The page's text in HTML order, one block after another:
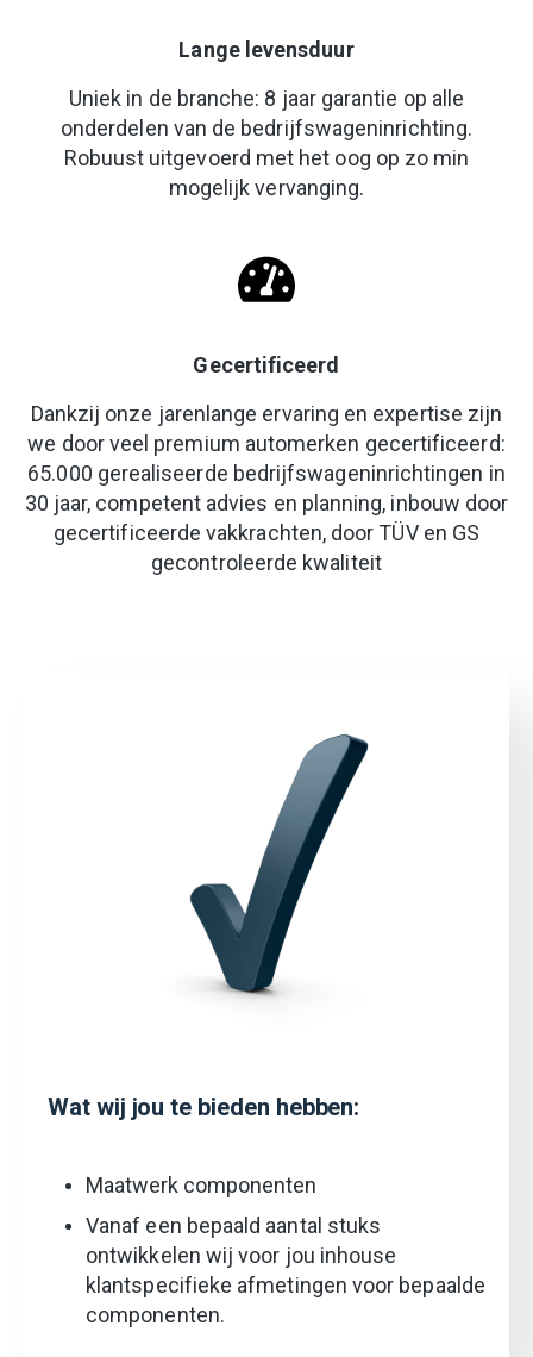
Lange levensduur
Uniek in de branche: 8 jaar garantie op alle
onderdelen van de bedrijfswageninrichting.
Robuust uitgevoerd met het oog op zo min
mogelijk vervanging.
Gecertificeerd
Dankzij onze jarenlange ervaring en expertise zijn
we door veel premium automerken gecertificeerd:
65.000 gerealiseerde bedrijfswageninrichtingen in
30 jaar, competent advies en planning, inbouw door
gecertificeerde vakkrachten, door TÜV en GS
gecontroleerde kwaliteit
Wat wij jou te bieden hebben:
Maatwerk componenten
Vanaf een bepaald aantal stuks
ontwikkelen wij voor jou inhouse
klantspecifieke afmetingen voor bepaalde
componenten.